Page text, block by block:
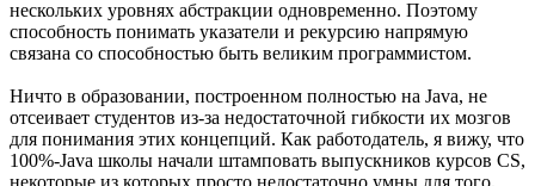
нескольких уровнях абстракции одновременно. Поэтому
способность понимать указатели и рекурсию напрямую
связана со способностью быть великим программистом.
Ничто в образовании, построенном полностью на Java, не
отсеивает студентов из-за недостаточной гибкости их мозгов
для понимания этих концепций. Как работодатель, я вижу, что
100%-Java школы начали штамповать выпускников курсов CS,
некоторые из которых просто недостаточно умны для того,